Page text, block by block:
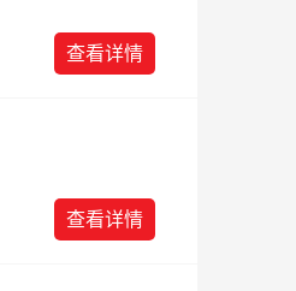
查看详情
查看详情